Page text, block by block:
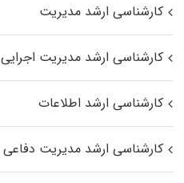
کارشناسی ارشد مدیریت
کارشناسی ارشد مدیریت اجرایی
کارشناسی ارشد اطلاعات
کارشناسی ارشد مدیریت دفاعی ۱